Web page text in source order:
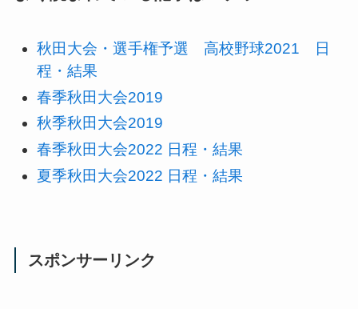
秋田大会・選手権予選 高校野球2021 日
程・結果
春季秋田大会2019
秋季秋田大会2019
春季秋田大会2022 日程・結果
夏季秋田大会2022 日程・結果
スポンサーリンク